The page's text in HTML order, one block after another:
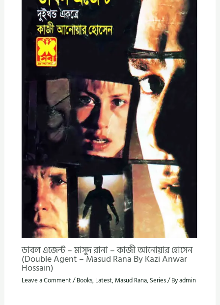
ডাবল এজেন্ট – মাসুদ রানা – কাজী আনোয়ার হোসেন
(Double Agent – Masud Rana By Kazi Anwar
Hossain)
Leave a Comment/Books, Latest, Masud Rana, Series/ Byadmin